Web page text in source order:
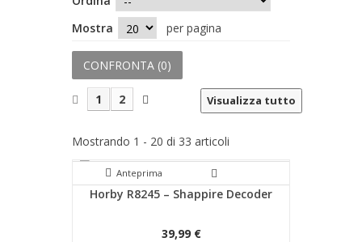
Mostra
per pagina
CONFRONTA (0)
Visualizza tutto
1 2
Mostrando 1 - 20 di 33 articoli
Anteprima
Horby R8245 – Shappire Decoder
39,99 €